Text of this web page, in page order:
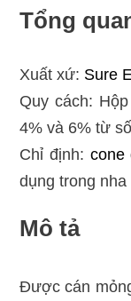
Tổng
Xuất xứ: Sure
Quy cách:
4% và 6% từ
Chỉ định: cone
dụng trong nha
Mô tả
Được cán